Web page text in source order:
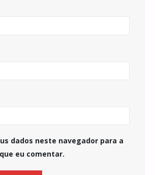
dados neste navegador para a
eu comentar.